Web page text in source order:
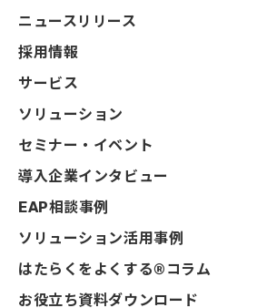
ニュースリリース
採用情報
サービス
ソリューション
セミナー・イベント
導入企業インタビュー
EAP相談事例
ソリューション活用事例
はたらくをよくする®コラム
お役立ち資料ダウンロード